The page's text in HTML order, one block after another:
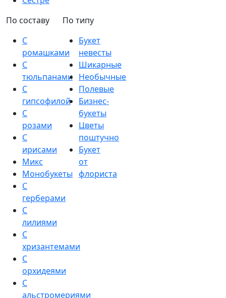
По составу
С
ромашками
С
тюльпанами
С
гипсофилой
С
розами
С
ирисами
Микс
Монобукеты
С
герберами
С
лилиями
С
хризантемами
С
орхидеями
С
альстромериями
По типу
Букет
невесты
Шикарные
Необычные
Полевые
Бизнес-
букеты
Цветы
поштучно
Букет
от
флориста